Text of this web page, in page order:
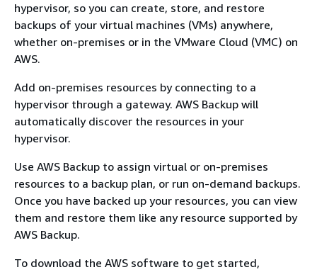
hypervisor, so you can create, store, and restore
backups of your virtual machines (VMs) anywhere,
whether on-premises or in the VMware Cloud (VMC) on
AWS.
Add on-premises resources by connecting to a
hypervisor through a gateway. AWS Backup will
automatically discover the resources in your
hypervisor.
Use AWS Backup to assign virtual or on-premises
resources to a backup plan, or run on-demand backups.
Once you have backed up your resources, you can view
them and restore them like any resource supported by
AWS Backup.
To download the AWS software to get started,